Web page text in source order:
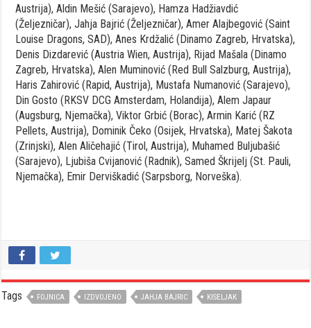
Austrija), Aldin Mešić (Sarajevo), Hamza Hadžiavdić
(Željezničar), Jahja Bajrić (Željezničar), Amer Alajbegović (Saint
Louise Dragons, SAD), Anes Krdžalić (Dinamo Zagreb, Hrvatska),
Denis Dizdarević (Austria Wien, Austrija), Rijad Mašala (Dinamo
Zagreb, Hrvatska), Alen Muminović (Red Bull Salzburg, Austrija),
Haris Zahirović (Rapid, Austrija), Mustafa Numanović (Sarajevo),
Din Gosto (RKSV DCG Amsterdam, Holandija), Alem Japaur
(Augsburg, Njemačka), Viktor Grbić (Borac), Armin Karić (RZ
Pellets, Austrija), Dominik Čeko (Osijek, Hrvatska), Matej Šakota
(Zrinjski), Alen Aličehajić (Tirol, Austrija), Muhamed Buljubašić
(Sarajevo), Ljubiša Cvijanović (Radnik), Samed Škrijelj (St. Pauli,
Njemačka), Emir Derviškadić (Sarpsborg, Norveška).
Tags FOJNICA IZDVOJENO JAHJA BAJRIC KISELJAK